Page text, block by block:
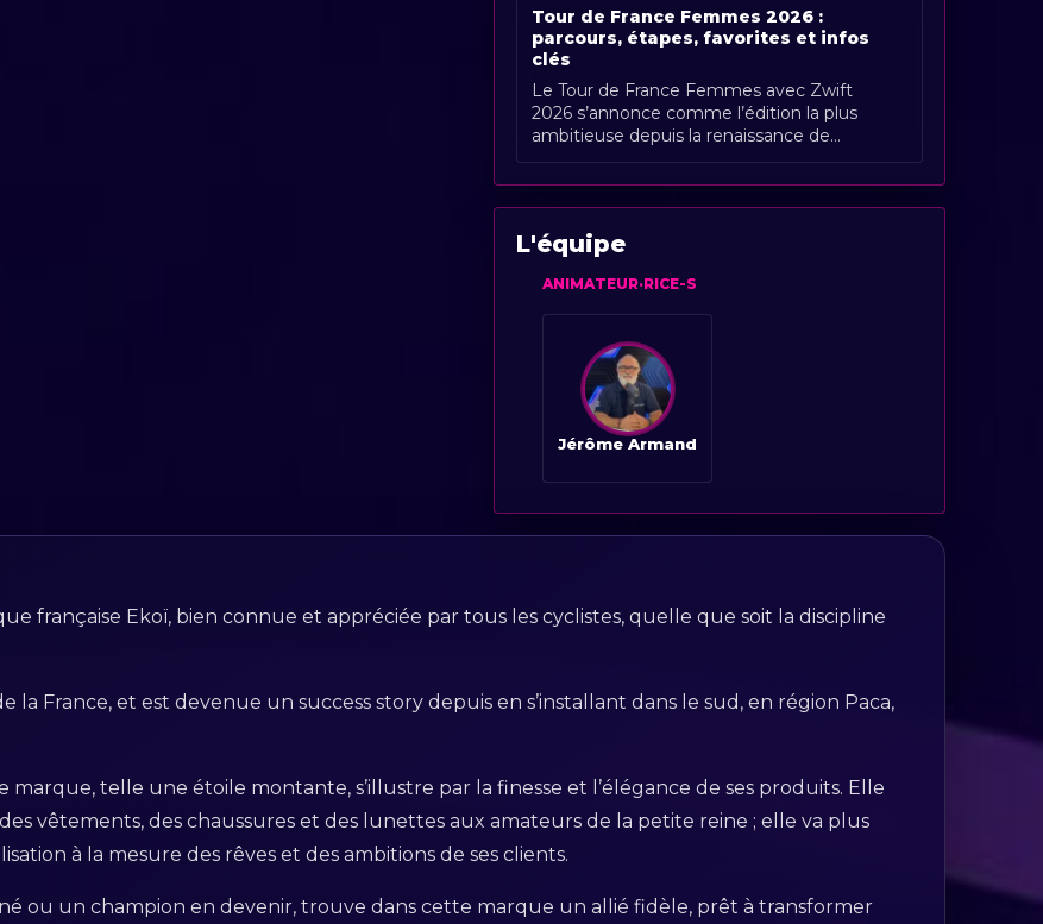
Tour de France Femmes 2026 :
parcours, étapes, favorites et infos
clés
Le Tour de France Femmes avec Zwift
2026 s’annonce comme l’édition la plus
ambitieuse depuis la renaissance de
l’épreuve. Organisée du 1er au 9 août 2026,
[...]
L'équipe
ANIMATEUR·RICE-S
Jérôme Armand
française Ekoï, bien connue et appréciée par tous les cyclistes, quelle que soit la discipline
la France, et est devenue un success story depuis en s’installant dans le sud, en région Paca,
telle une étoile montante, s’illustre par la finesse et l’élégance de ses produits. Elle
vêtements, des chaussures et des lunettes aux amateurs de la petite reine ; elle va plus
à la mesure des rêves et des ambitions de ses clients.
ou un champion en devenir, trouve dans cette marque un allié fidèle, prêt à transformer